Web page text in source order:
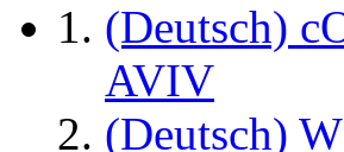
(Deutsch)
AVIV
(Deutsch)